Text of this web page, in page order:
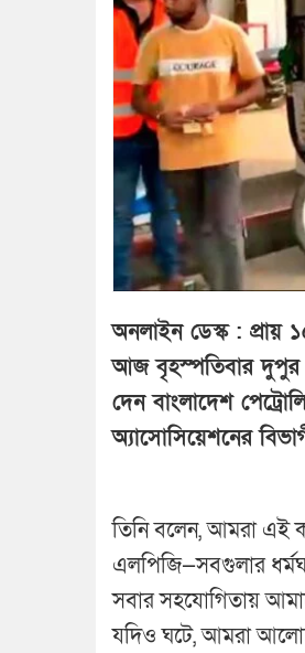
অনলাইন ডেস্ক : প্রায়
আজ বৃহস্পতিবার দুপুর
দেন বাংলাদেশ
অ্যাসোসিয়েশনের
তিনি বলেন, আমরা এই
এলপিজি—সবগুলার
সবার সহযোগিতায়
যদিও ঘটে, আমরা